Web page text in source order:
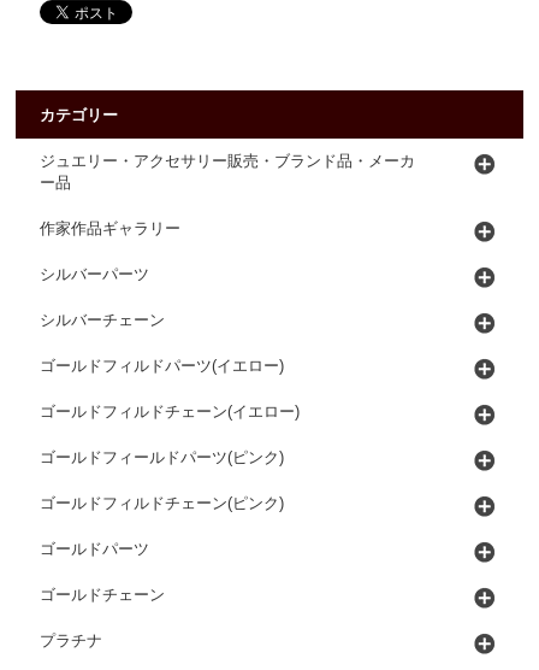
カテゴリー
ジュエリー・アクセサリー販売・ブランド品・メーカ
ー品
作家作品ギャラリー
シルバーパーツ
シルバーチェーン
ゴールドフィルドパーツ(イエロー)
ゴールドフィルドチェーン(イエロー)
ゴールドフィールドパーツ(ピンク)
ゴールドフィルドチェーン(ピンク)
ゴールドパーツ
ゴールドチェーン
プラチナ